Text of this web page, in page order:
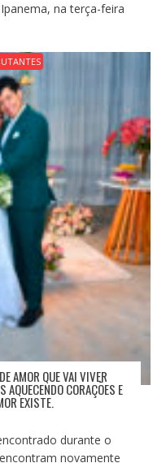
na terça-feira
AMOR QUE VAI VIVER
CORAÇÕES E
EXISTE.
durante o
novamente